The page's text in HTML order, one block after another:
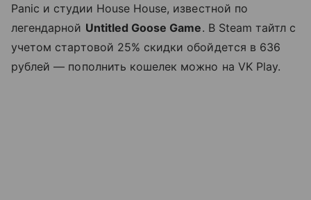
Panic и студии House House, известной по
легендарной Untitled Goose Game. В Steam тайтл с
учетом стартовой 25% скидки обойдется в 636
рублей — пополнить кошелек можно на VK Play.